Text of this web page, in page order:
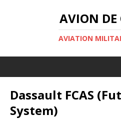
AVION DE
AVIATION
Dassault FCAS
System)